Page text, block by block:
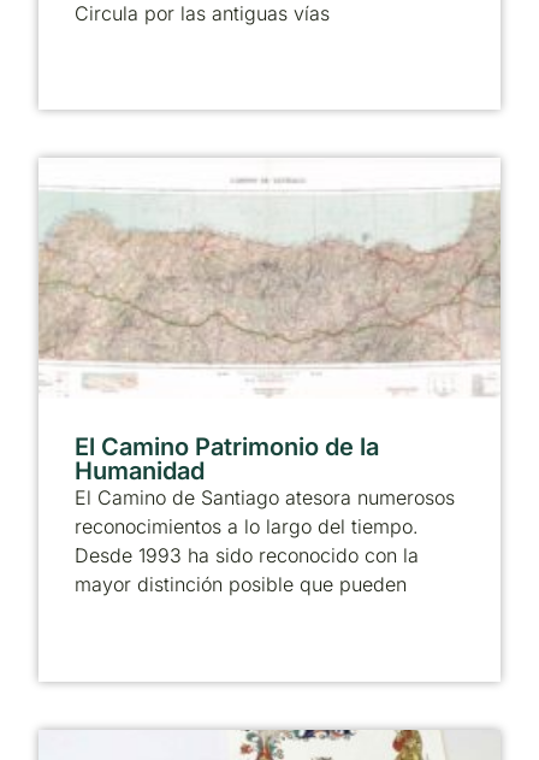
Circula por las antiguas vías
El Camino Patrimonio de la
Humanidad
El Camino de Santiago atesora numerosos
reconocimientos a lo largo del tiempo.
Desde 1993 ha sido reconocido con la
mayor distinción posible que pueden